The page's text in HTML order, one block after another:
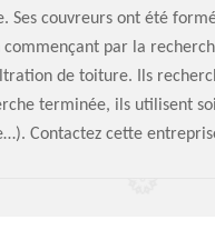
Ses couvreurs ont été
par la
de toiture. Ils
terminée, ils utilisent
Contactez cette